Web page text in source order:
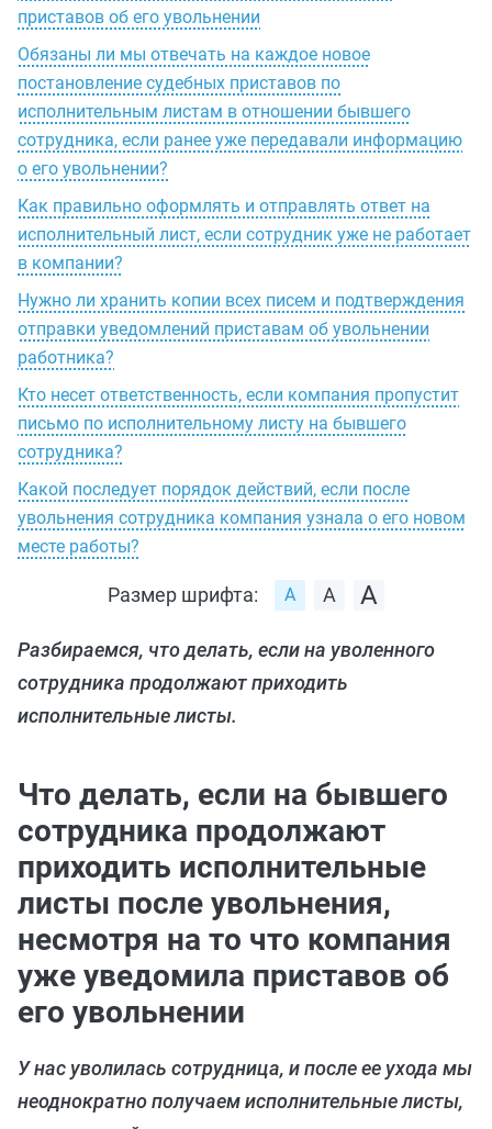
приставов об его увольнении
Обязаны ли мы отвечать на каждое новое
постановление судебных приставов по
исполнительным листам в отношении бывшего
сотрудника, если ранее уже передавали информацию
о его увольнении?
Как правильно оформлять и отправлять ответ на
исполнительный лист, если сотрудник уже не работает
в компании?
Нужно ли хранить копии всех писем и подтверждения
отправки уведомлений приставам об увольнении
работника?
Кто несет ответственность, если компания пропустит
письмо по исполнительному листу на бывшего
сотрудника?
Какой последует порядок действий, если после
увольнения сотрудника компания узнала о его новом
месте работы?
Размер шрифта:
Разбираемся, что делать, если на уволенного
сотрудника продолжают приходить
исполнительные листы.
Что делать, если на бывшего
сотрудника продолжают
приходить исполнительные
листы после увольнения,
несмотря на то что компания
уже уведомила приставов об
его увольнении
У нас уволилась сотрудница, и после ее ухода мы
неоднократно получаем исполнительные листы,